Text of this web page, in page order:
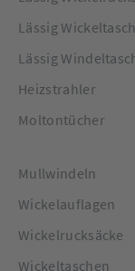
Lässig
Lässig
Heizstrahler
Moltontücher
Mullwindeln
Wickelauflagen
Wickelrucksäcke
Wickeltaschen